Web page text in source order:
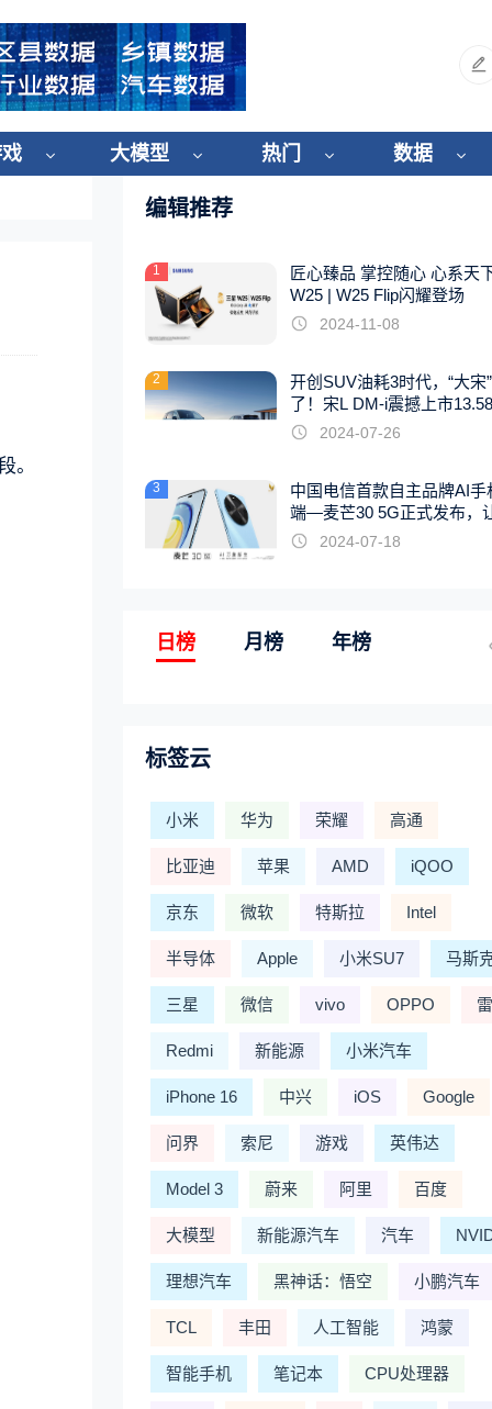
大模型 热门 数据
。
编辑推荐
1
匠心臻品 掌控随心 心系天
W25 | W25 Flip闪耀登场
2024-11-08
2
开创SUV油耗3时代，“大宋
了！宋L DM-i震撼上市
起
2024-07-26
3
中国电信首款自主品牌AI手
端—麦芒30 5G正式发布，
触手可及2024-07-18
日榜 月榜 年榜
标签云
小米 华为 荣耀 高通
比亚迪 苹果 AMD iQOO
京东 微软 特斯拉 Intel
半导体 Apple 小米SU7 马斯
三星 微信 vivo OPPO
Redmi 新能源 小米汽车
iPhone 16 中兴 iOS Google
问界 索尼 游戏 英伟达
Model 3 蔚来 阿里 百度
大模型 新能源汽车 汽车
理想汽车 黑神话：悟空 小鹏汽车
TCL 丰田 人工智能 鸿蒙
智能手机 笔记本 CPU处理器